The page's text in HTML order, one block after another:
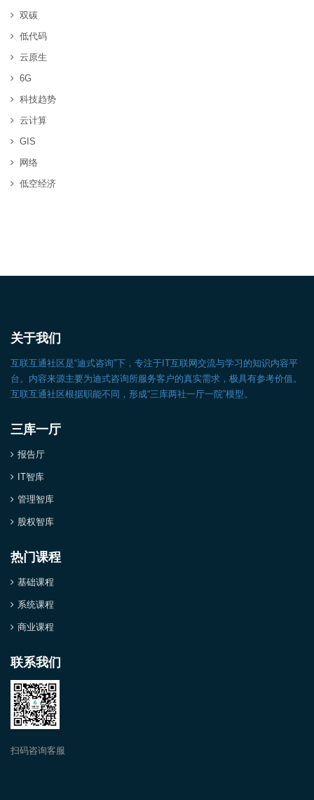
双碳
低代码
云原生
6G
科技趋势
云计算
GIS
网络
低空经济
关于我们
互联互通社区是“迪式咨询”下，专注于IT互联网交流与学习的知识内容平
台。内容来源主要为迪式咨询所服务客户的真实需求，极具有参考价值。
互联互通社区根据职能不同，形成“三库两社一厅一院”模型。
三库一厅
报告厅
IT智库
管理智库
股权智库
热门课程
基础课程
系统课程
商业课程
联系我们
扫码咨询客服